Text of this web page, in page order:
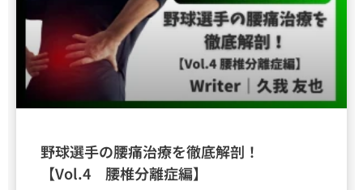
野球選手の腰痛治療を徹底解剖！
【Vol.4 腰椎分離症編】